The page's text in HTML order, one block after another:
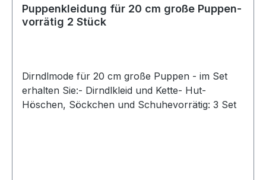
Puppenkleidung für 20 cm große Puppen-
vorrätig 2 Stück
Dirndlmode für 20 cm große Puppen - im Set
erhalten Sie:- Dirndlkleid und Kette- Hut-
Höschen, Söckchen und Schuhevorrätig: 3 Set